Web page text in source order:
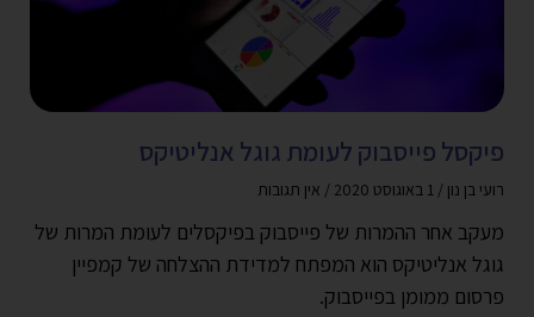
פיקסל פייסבוק לעומת גוגל אנליטיקס
רועי בן נון אין תגובות
מעקב אחר ההמרות של פייסבוק בפיקסלים לעומת המרות של
גוגל אנליטיקס הוא המפתח למדידת ההצלחה של קמפיין
פרסום ממומן בפייסבוק.